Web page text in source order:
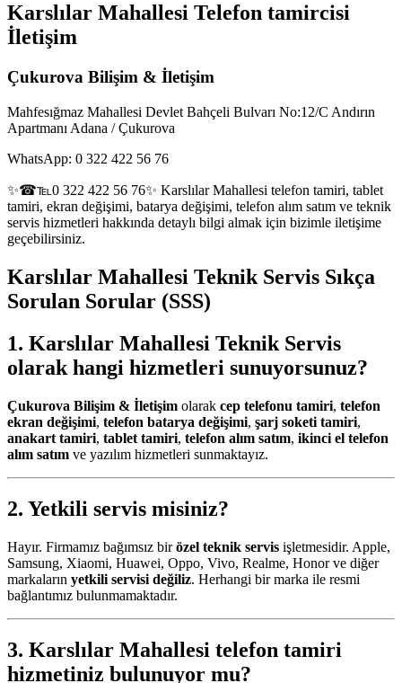
Karslılar Mahallesi Telefon tamircisi
İletişim
Çukurova Bilişim & İletişim
Mahfesığmaz Mahallesi Devlet Bahçeli Bulvarı No:12/C Andırın
Apartmanı Adana / Çukurova
WhatsApp: 0 322 422 56 76
✨☎℡0 322 422 56 76✨ Karslılar Mahallesi telefon tamiri, tablet
tamiri, ekran değişimi, batarya değişimi, telefon alım satım ve teknik
servis hizmetleri hakkında detaylı bilgi almak için bizimle iletişime
geçebilirsiniz.
Karslılar Mahallesi Teknik Servis Sıkça
Sorulan Sorular (SSS)
1. Karslılar Mahallesi Teknik Servis
olarak hangi hizmetleri sunuyorsunuz?
Çukurova Bilişim & İletişim olarak cep telefonu tamiri, telefon
ekran değişimi, telefon batarya değişimi, şarj soketi tamiri,
anakart tamiri, tablet tamiri, telefon alım satım, ikinci el telefon
alım satım ve yazılım hizmetleri sunmaktayız.
2. Yetkili servis misiniz?
Hayır. Firmamız bağımsız birözel teknik servis işletmesidir. Apple,
Samsung, Xiaomi, Huawei, Oppo, Vivo, Realme, Honor ve diğer
markaların yetkili servisi değiliz. Herhangi bir marka ile resmi
bağlantımız bulunmamaktadır.
3. Karslılar Mahallesi telefon tamiri
hizmetiniz bulunuyor mu?